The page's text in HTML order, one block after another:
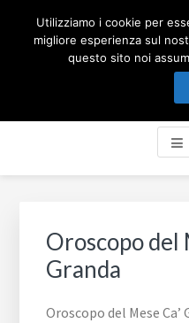
Cartomanzia Milano,
Tarocchi, Affari, Sibille,
Oroscopo del
Granda
Oroscopo del Mese
Utilizziamo i cookie per
migliore esperienza sul
questo sito noi